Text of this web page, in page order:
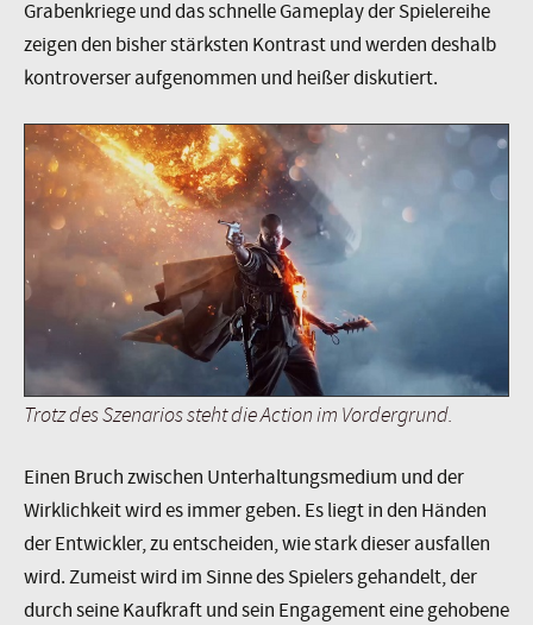
Grabenkriege und das schnelle Gameplay der Spielereihe
zeigen den bisher stärksten Kontrast und werden deshalb
kontroverser aufgenommen und heißer diskutiert.
Trotz des Szenarios steht die Action im Vordergrund.
Einen Bruch zwischen Unterhaltungsmedium und der
Wirklichkeit wird es immer geben. Es liegt in den Händen
der Entwickler, zu entscheiden, wie stark dieser ausfallen
wird. Zumeist wird im Sinne des Spielers gehandelt, der
durch seine Kaufkraft und sein Engagement eine gehobene